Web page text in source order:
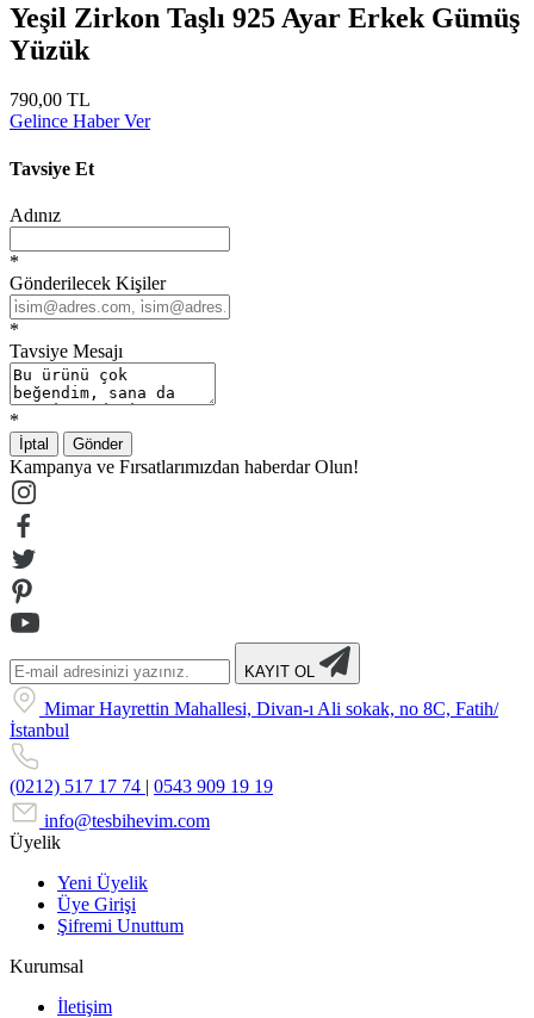
Yeşil Zirkon Taşlı 925 Ayar Erkek Gümüş
Yüzük
790,00 TL
Gelince Haber Ver
Tavsiye Et
Adınız
*
Gönderilecek Kişiler
*
Tavsiye Mesajı
*
İptal Gönder
Kampanya ve Fırsatlarımızdan haberdar Olun!
KAYIT OL
Mimar Hayrettin Mahallesi, Divan-ı Ali sokak, no 8C, Fatih/
İstanbul
(0212) 517 17 74 | 0543 909 19 19
info@tesbihevim.com
Üyelik
Yeni Üyelik
Üye Girişi
Şifremi Unuttum
Kurumsal
İletişim